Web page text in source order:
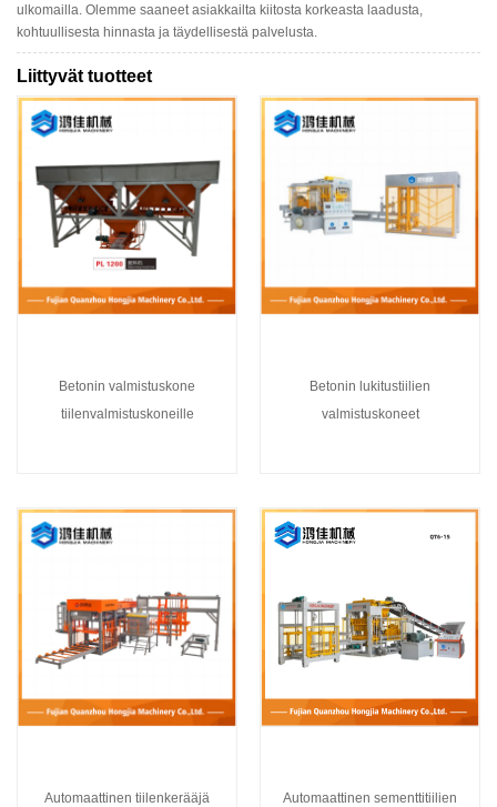
ulkomailla. Olemme saaneet asiakkailta kiitosta korkeasta laadusta,
kohtuullisesta hinnasta ja täydellisestä palvelusta.
Liittyvät tuotteet
Betonin valmistuskone
tiilenvalmistuskoneille
Betonin lukitustiilien
valmistuskoneet
Automaattinen tiilenkerääjä
Automaattinen sementtitiilien